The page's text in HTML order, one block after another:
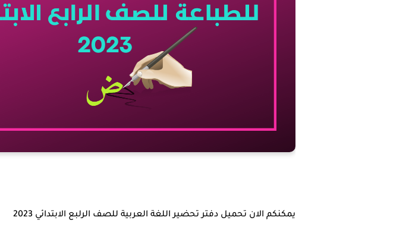
يمكنكم الان تحميل دفتر تحضير اللغة العربية للصف الرلبع الابتدائي 2023